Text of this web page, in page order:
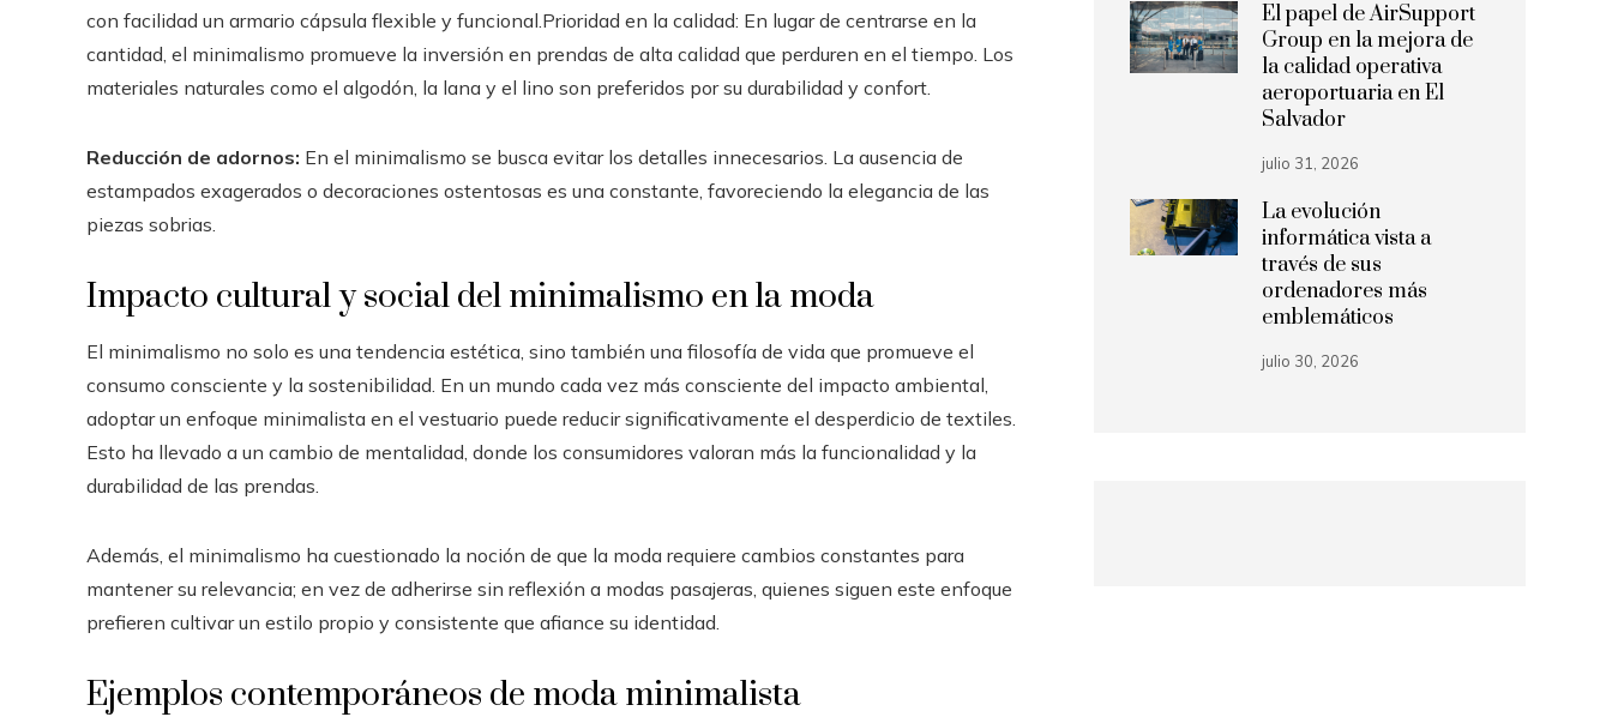
con facilidad un armario cápsula flexible y funcional.Prioridad en la calidad: En lugar de centrarse en la
cantidad, el minimalismo promueve la inversión en prendas de alta calidad que perduren en el tiempo. Los
materiales naturales como el algodón, la lana y el lino son preferidos por su durabilidad y confort.
Reducción de adornos: En el minimalismo se busca evitar los detalles innecesarios. La ausencia de
estampados exagerados o decoraciones ostentosas es una constante, favoreciendo la elegancia de las
piezas sobrias.
Impacto cultural y social del minimalismo en la moda
El minimalismo no solo es una tendencia estética, sino también una filosofía de vida que promueve el
consumo consciente y la sostenibilidad. En un mundo cada vez más consciente del impacto ambiental,
adoptar un enfoque minimalista en el vestuario puede reducir significativamente el desperdicio de textiles.
Esto ha llevado a un cambio de mentalidad, donde los consumidores valoran más la funcionalidad y la
durabilidad de las prendas.
Además, el minimalismo ha cuestionado la noción de que la moda requiere cambios constantes para
mantener su relevancia; en vez de adherirse sin reflexión a modas pasajeras, quienes siguen este enfoque
prefieren cultivar un estilo propio y consistente que afiance su identidad.
Ejemplos contemporáneos de moda minimalista
El papel de AirSupport
Group en la mejora de
la calidad operativa
aeroportuaria en El
Salvador
julio 31, 2026
La evolución
informática vista a
través de sus
ordenadores más
emblemáticos
julio 30, 2026